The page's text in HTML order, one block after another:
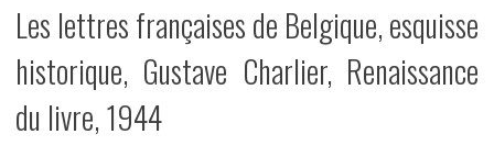
Les lettres françaises de Belgique, esquisse
historique, Gustave Charlier, Renaissance
du livre, 1944